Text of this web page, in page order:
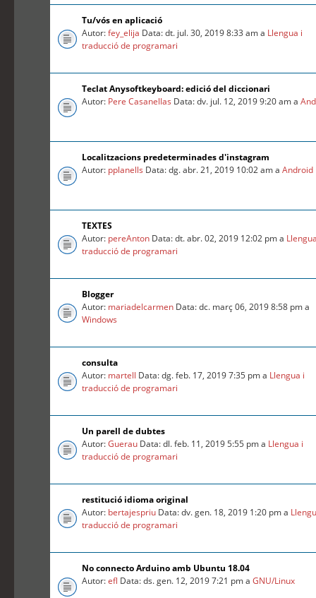
Tu/vós en aplicació
Autor:fey_elija Data: dt. jul. 30, 2019 8:33 am a Llengua i
traducció de programari
Teclat Anysoftkeyboard: edició del diccionari
Autor: Pere Casanellas Data: dv. jul. 12, 2019 9:20 am a
Localitzacions predeterminades d'instagram
Autor: pplanells Data: dg. abr. 21, 2019 10:02 am aAndroid
TEXTES
Autor: pereAnton Data: dt. abr. 02, 2019 12:02 pm a
traducció de programari
Blogger
Autor: mariadelcarmen Data: dc. març 06, 2019 8:58 pm a
Windows
consulta
Autor: martell Data: dg. feb. 17, 2019 7:35 pm a Llengua i
traducció de programari
Un parell de dubtes
Autor:Guerau Data: dl. feb. 11, 2019 5:55 pm a Llengua i
traducció de programari
restitució idioma original
Autor: bertajespriu Data: dv. gen. 18, 2019 1:20 pm a
traducció de programari
No connecto Arduino amb Ubuntu 18.04
Autor:efl Data: ds. gen. 12, 2019 7:21 pm aGNU/Linux